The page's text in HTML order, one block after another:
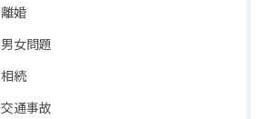
離婚
男女問題
相続
交通事故